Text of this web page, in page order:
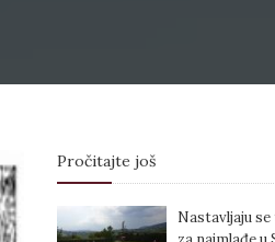
Pročitajte još
Nastavljaju